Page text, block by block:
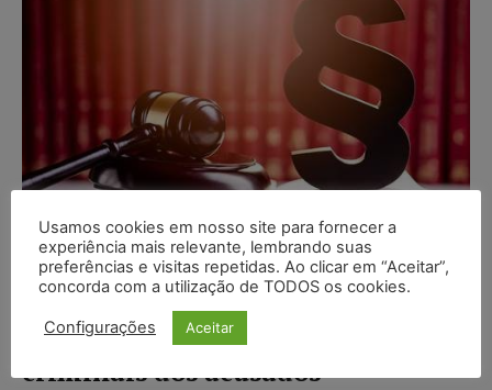
MPF tem o ônus de juntar
certidões de antecedentes
criminais dos acusados
Usamos cookies em nosso site para fornecer a
experiência mais relevante, lembrando suas
preferências e visitas repetidas. Ao clicar em “Aceitar”,
concorda com a utilização de TODOS os cookies.
Configurações Aceitar